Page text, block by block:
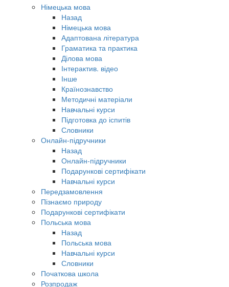
Німецька мова
Назад
Німецька мова
Адаптована література
Граматика та практика
Ділова мова
Інтерактив. відео
Інше
Країнознавство
Методичні матеріали
Навчальні курси
Підготовка до іспитів
Словники
Онлайн-підручники
Назад
Онлайн-підручники
Подарункові сертифікати
Навчальні курси
Передзамовлення
Пізнаємо природу
Подарункові сертифікати
Польська мова
Назад
Польська мова
Навчальні курси
Словники
Початкова школа
Розпродаж